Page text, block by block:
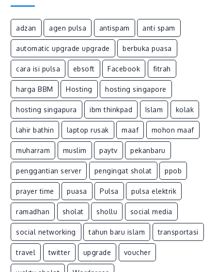
Temp.
Pressure 1006
adzan agen pulsa antispam anti spam
automatic upgrade upgrade berbuka puasa
cara isi pulsa ebsoft Facebook fitrah
harga BBM Hosting hosting singapore
hosting singapura ibm thinkpad Islam kolak
lahir bathin laptop rusak maaf mohon maaf
muharram muslim paytv pekanbaru
penggantian server pengingat sholat ppob
prayer time puasa Pulsa pulsa elektrik
ramadhan sholat shollu social media
social networking tahun baru islam transportasi
travel twitter upgrade voucher